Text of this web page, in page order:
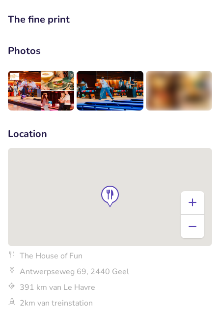
The fine print
Photos
Location
The House of Fun
Antwerpseweg 69, 2440 Geel
391 km van Le Havre
2km van treinstation